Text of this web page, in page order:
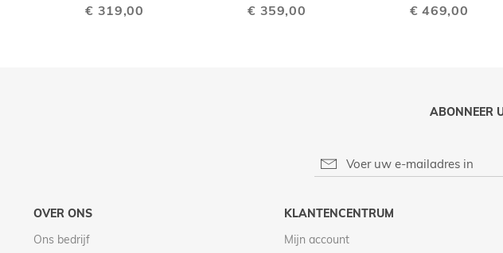
€ 319,00
€ 359,00
€ 469,00
ABONNEER
OVER ONS
Ons bedrijf
KLANTENCENTRUM
Mijn account